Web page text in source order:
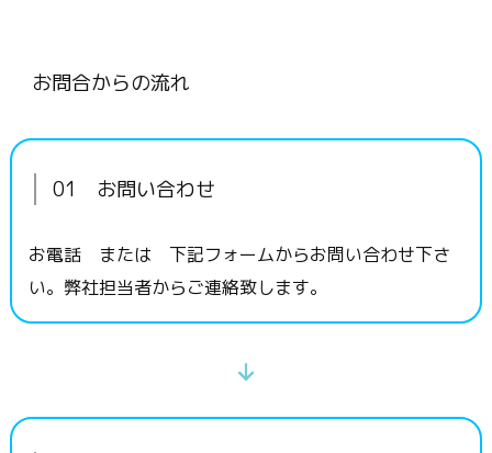
お問合からの流れ
01 お問い合わせ
お電話 または 下記フォームからお問い合わせ下さ
い。弊社担当者からご連絡致します。